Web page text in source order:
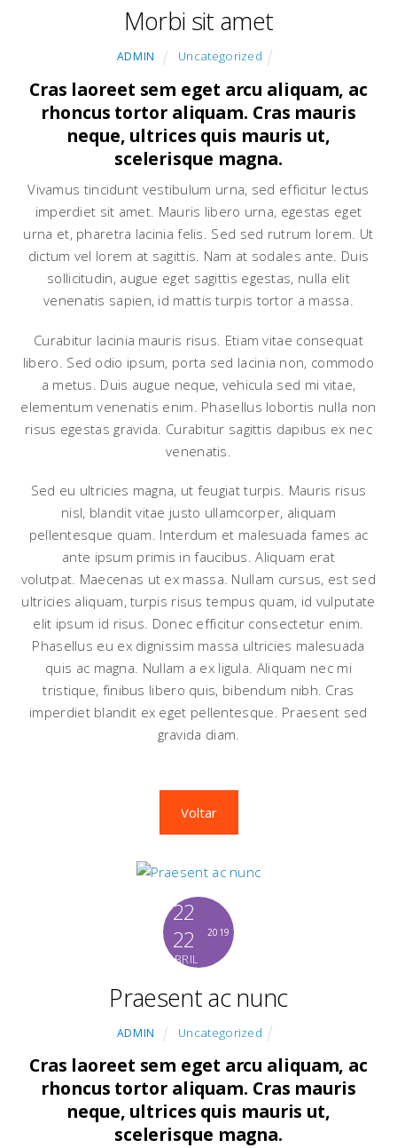
Morbi sit amet
ADMIN Uncategorized
Cras laoreet sem eget arcu aliquam, ac
rhoncus tortor aliquam. Cras mauris
neque, ultrices quis mauris ut,
scelerisque magna.
Vivamus tincidunt vestibulum urna, sed efficitur lectus
imperdiet sit amet. Mauris libero urna, egestas eget
urna et, pharetra lacinia felis. Sed sed rutrum lorem. Ut
dictum vel lorem at sagittis. Nam at sodales ante. Duis
sollicitudin, augue eget sagittis egestas, nulla elit
venenatis sapien, id mattis turpis tortor a massa.
Curabitur lacinia mauris risus. Etiam vitae consequat
libero. Sed odio ipsum, porta sed lacinia non, commodo
a metus. Duis augue neque, vehicula sed mi vitae,
elementum venenatis enim. Phasellus lobortis nulla non
risus egestas gravida. Curabitur sagittis dapibus ex nec
venenatis.
Sed eu ultricies magna, ut feugiat turpis. Mauris risus
nisl, blandit vitae justo ullamcorper, aliquam
pellentesque quam. Interdum et malesuada fames ac
ante ipsum primis in faucibus. Aliquam erat
volutpat. Maecenas ut ex massa. Nullam cursus, est sed
ultricies aliquam, turpis risus tempus quam, id vulputate
elit ipsum id risus. Donec efficitur consectetur enim.
Phasellus eu ex dignissim massa ultricies malesuada
quis ac magna. Nullam a ex ligula. Aliquam nec mi
tristique, finibus libero quis, bibendum nibh. Cras
imperdiet blandit ex eget pellentesque. Praesent sed
gravida diam.
Voltar
22
22
ABRIL
2019
Praesent ac nunc
ADMIN Uncategorized
Cras laoreet sem eget arcu aliquam, ac
rhoncus tortor aliquam. Cras mauris
neque, ultrices quis mauris ut,
scelerisque magna.